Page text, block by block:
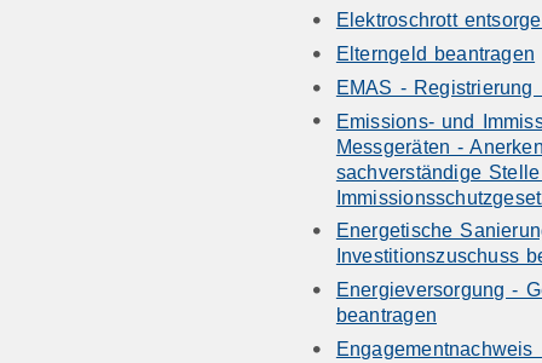
Elektroschrott
Elterngeld beantragen
EMAS - Registrierung
Emissions- und
Messgeräten -
sachverständige
Energetische
Investitionszuschuss
Energieversorgung -
beantragen
Engagementnachweis